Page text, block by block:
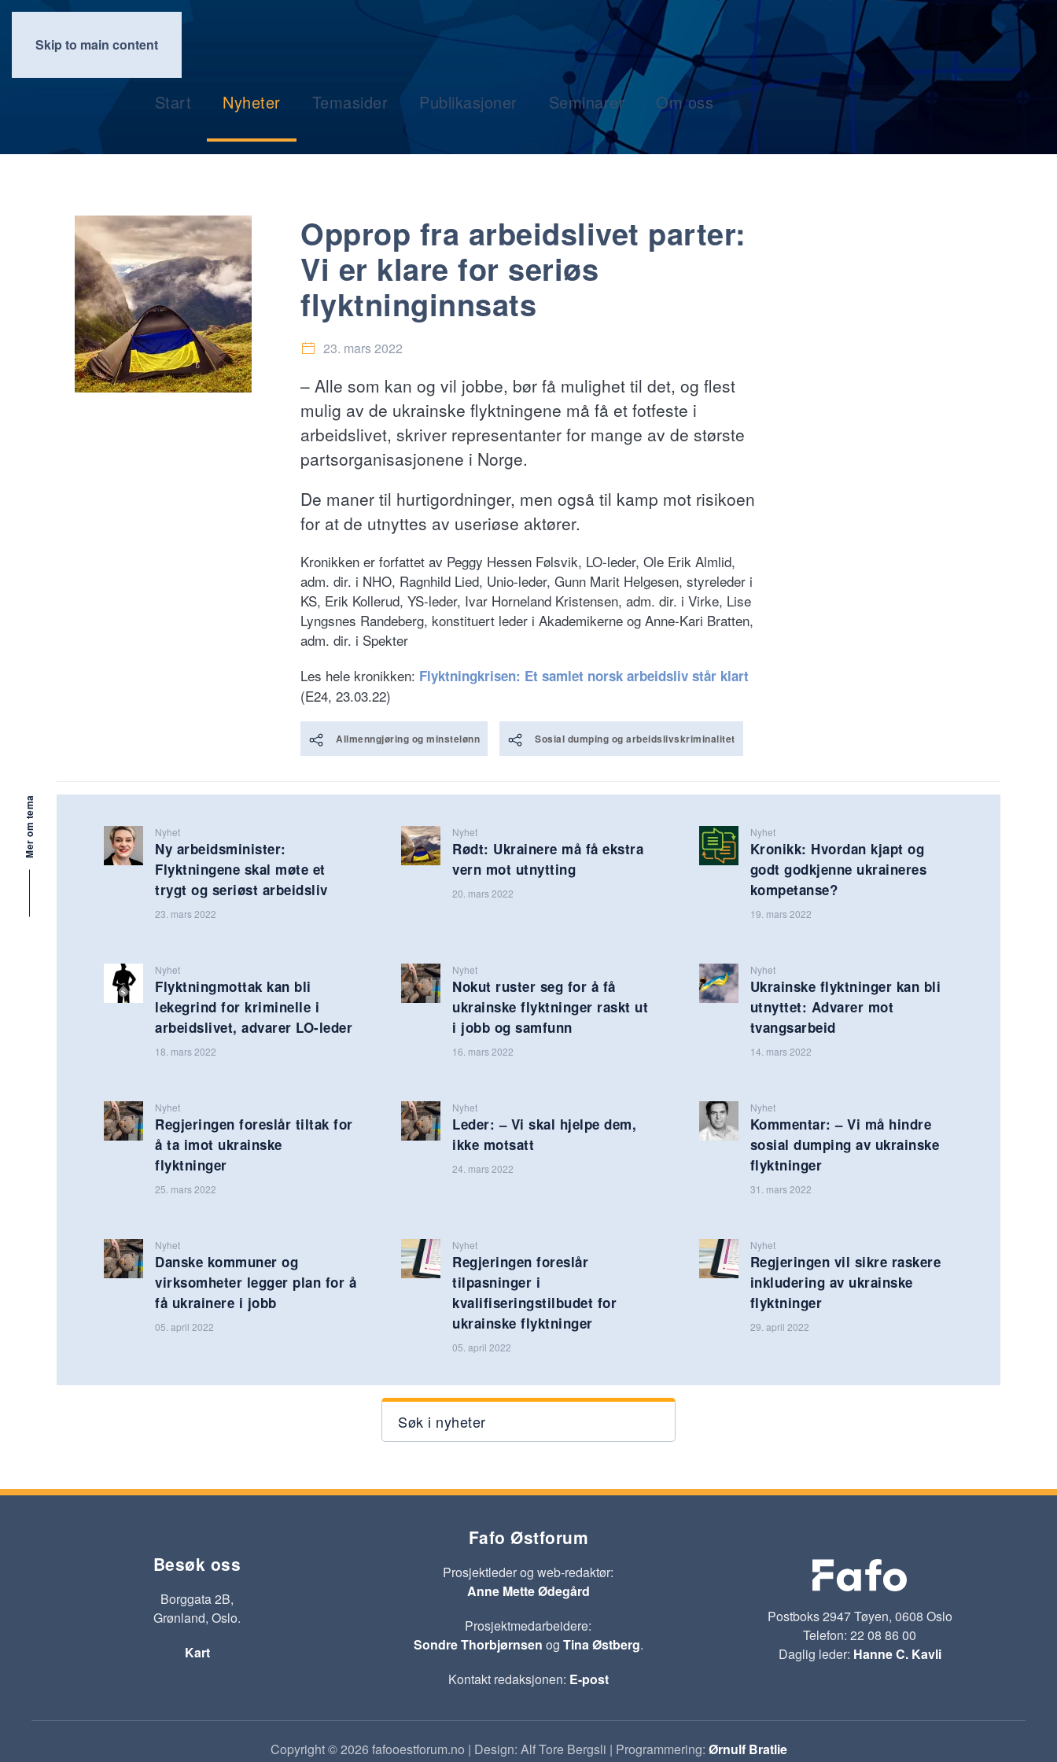
Skip to main content
Start Nyheter Temasider Publikasjoner Seminarer Om oss
Opprop fra arbeidslivet parter:
Vi er klare for seriøs
flyktninginnsats
23. mars 2022
– Alle som kan og vil jobbe, bør få mulighet til det, og flest
mulig av de ukrainske flyktningene må få et fotfeste i
arbeidslivet, skriver representanter for mange av de største
partsorganisasjonene i Norge.
De maner til hurtigordninger, men også til kamp mot risikoen
for at de utnyttes av useriøse aktører.
Kronikken er forfattet av Peggy Hessen Følsvik, LO-leder, Ole Erik Almlid,
adm. dir. i NHO, Ragnhild Lied, Unio-leder, Gunn Marit Helgesen, styreleder i
KS, Erik Kollerud, YS-leder, Ivar Horneland Kristensen, adm. dir. i Virke, Lise
Lyngsnes Randeberg, konstituert leder i Akademikerne og Anne-Kari Bratten,
adm. dir. i Spekter
Les hele kronikken: Flyktningkrisen: Et samlet norsk arbeidsliv står klart
(E24, 23.03.22)
Allmenngjøring og minstelønn Sosial dumping og arbeidslivskriminalitet
Nyhet
Ny arbeidsminister:
Flyktningene skal møte et
trygt og seriøst arbeidsliv
23. mars 2022
Nyhet
Rødt: Ukrainere må få ekstra
vern mot utnytting
20. mars 2022
Nyhet
Kronikk: Hvordan kjapt og
godt godkjenne ukraineres
kompetanse?
19. mars 2022
Nyhet
Flyktningmottak kan bli
lekegrind for kriminelle i
arbeidslivet, advarer LO-leder
18. mars 2022
Nyhet
Nokut ruster seg for å få
ukrainske flyktninger raskt ut
i jobb og samfunn
16. mars 2022
Nyhet
Ukrainske flyktninger kan bli
utnyttet: Advarer mot
tvangsarbeid
14. mars 2022
Nyhet
Regjeringen foreslår tiltak for
å ta imot ukrainske
flyktninger
25. mars 2022
Nyhet
Leder: – Vi skal hjelpe dem,
ikke motsatt
24. mars 2022
Nyhet
Kommentar: – Vi må hindre
sosial dumping av ukrainske
flyktninger
31. mars 2022
Nyhet
Danske kommuner og
virksomheter legger plan for å
få ukrainere i jobb
05. april 2022
Nyhet
Regjeringen foreslår
tilpasninger i
kvalifiseringstilbudet for
ukrainske flyktninger
05. april 2022
Nyhet
Regjeringen vil sikre raskere
inkludering av ukrainske
flyktninger
29. april 2022
Mer om tema
Søk i nyheter
Besøk oss
Borggata 2B,
Grønland, Oslo.
Kart
Fafo Østforum
Prosjektleder og web-redaktør:
Anne Mette Ødegård
Prosjektmedarbeidere:
Sondre Thorbjørnsen og Tina Østberg.
Kontakt redaksjonen: E-post
Postboks 2947 Tøyen, 0608 Oslo
Telefon: 22 08 86 00
Daglig leder: Hanne C. Kavli
Copyright © 2026 fafooestforum.no | Design: Alf Tore Bergsli | Programmering: Ørnulf Bratlie